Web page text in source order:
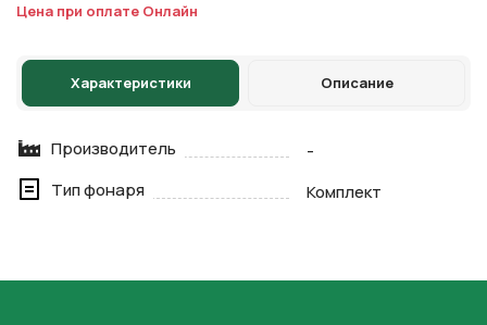
Цена при оплате Онлайн
Характеристики Описание
Производитель
-
Тип фонаря
Комплект